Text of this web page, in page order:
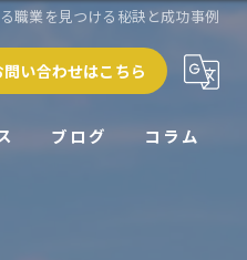
職業を見つける秘訣と成功事例
問い合わせはこちら
ブログ コラム